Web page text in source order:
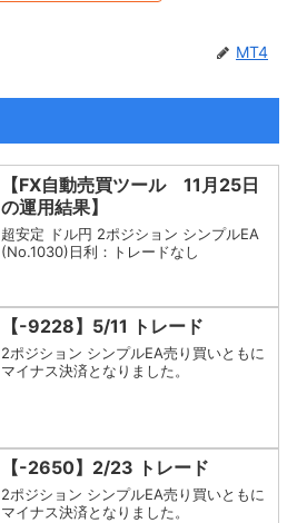
MT4
【FX自動売買ツール 11月25日
の運用結果】
超安定 ドル円 2ポジション シンプルEA
(No.1030)日利：トレードなし
【-9228】5/11 トレード
2ポジション シンプルEA売り買いともに
マイナス決済となりました。
【-2650】2/23 トレード
2ポジション シンプルEA売り買いともに
マイナス決済となりました。